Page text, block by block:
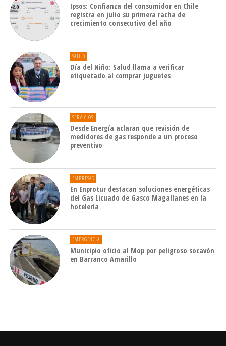
Ipsos: Confianza del consumidor en Chile
registra en julio su primera racha de
crecimiento consecutivo del año
SALUD
Día del Niño: Salud llama a verificar
etiquetado al comprar juguetes
SERVICIOS
Desde Energía aclaran que revisión de
medidores de gas responde a un proceso
preventivo
EMPRESAS
En Enprotur destacan soluciones energéticas
del Gas Licuado de Gasco Magallanes en la
hotelería
EMERGENCIA
Municipio oficio al Mop por peligroso socavón
en Barranco Amarillo